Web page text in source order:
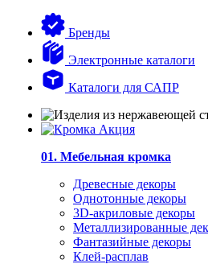
Бренды
Электронные каталоги
Каталоги для САПР
01. Мебельная кромка
Древесные декоры
Однотонные декоры
3D-акриловые декоры
Металлизированные
Фантазийные декоры
Клей-расплав